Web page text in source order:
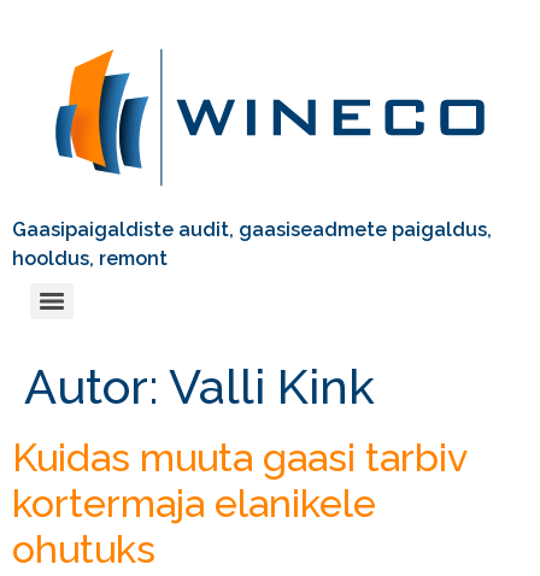
Gaasipaigaldiste audit, gaasiseadmete paigaldus,
hooldus, remont
Autor: Valli Kink
Kuidas muuta gaasi tarbiv
kortermaja elanikele
ohutuks